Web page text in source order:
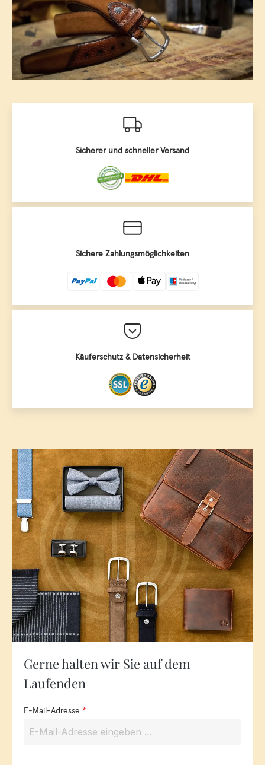
Sicherer und schneller Versand
Sichere Zahlungsmöglichkeiten
Käuferschutz & Datensicherheit
Gerne halten wir Sie auf dem
Laufenden
E-Mail-Adresse *